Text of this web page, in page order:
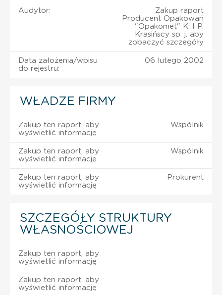
Audytor:
Zakup raport
Producent Opakowań
"Opakomet" K. I P.
Krasińscy sp. j. aby
zobaczyć szczegóły
Data założenia/wpisu
do rejestru:
06 lutego 2002
WŁADZE FIRMY
Zakup ten raport, aby
wyświetlić informację
Wspólnik
Zakup ten raport, aby
wyświetlić informację
Wspólnik
Zakup ten raport, aby
wyświetlić informację
Prokurent
SZCZEGÓŁY STRUKTURY
WŁASNOŚCIOWEJ
Zakup ten raport, aby
wyświetlić informację
Zakup ten raport, aby
wyświetlić informację